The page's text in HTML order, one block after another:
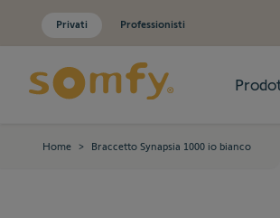
Privati Professionisti
Home > Braccetto Synapsia 1000 io bianco